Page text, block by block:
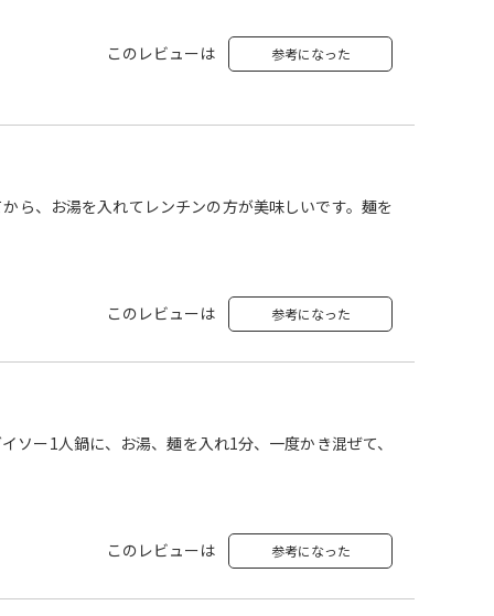
このレビューは 参考になった
ら、お湯を入れてレンチンの方が美味しいです。麺を
このレビューは 参考になった
ソー1人鍋に、お湯、麺を入れ1分、一度かき混ぜて、
このレビューは 参考になった